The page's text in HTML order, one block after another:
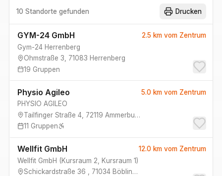
10 Standorte gefunden Drucken
GYM-24 GmbH
Gym-24 Herrenberg
Ohmstraße 3
71083 Herrenberg
19 Gruppen
2.5 kmvom Zentrum
Physio Agileo
PHYSIO AGILEO
Tailfinger Straße 4 72119 Ammerbuch
11 Gruppen
5.0 kmvom Zentrum
Wellfit GmbH
Wellfit GmbH (Kursraum 2, Kursraum 1)
Schickardstraße 36
71034 Böblingen-Hulb
12.0 kmvom Zentrum